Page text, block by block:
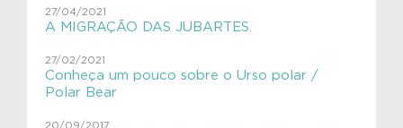
Aves
Educação Ambiental
ExpediçãoVIVACinzAzul
27/04/2021
A MIGRAÇÃO DAS JUBARTES.
27/02/2021
Conheça um pouco sobre o Urso polar /
Polar Bear
20/09/2017